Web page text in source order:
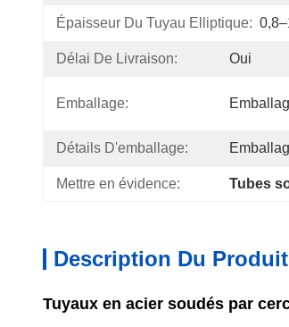
Épaisseur Du Tuyau Elliptique:
Délai De Livraison: Oui
Emballage:
Détails D'emballage:
Mettre en évidence: Tubes
Description Du Produit
Tuyaux en acier soudés par